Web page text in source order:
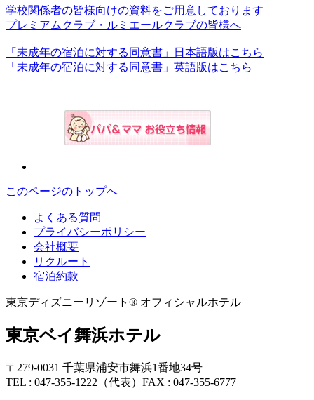
学校関係者の皆様向けの資料をご用意しております
プレミアムクラブ・ルミエールクラブの皆様へ
「未成年の宿泊に対する同意書」日本語版はこちら
「未成年の宿泊に対する同意書」英語版はこちら
このページのトップへ
よくある質問
プライバシーポリシー
会社概要
リクルート
宿泊約款
東京ディズニーリゾート® オフィシャルホテル
東京ベイ舞浜ホテル
〒279-0031 千葉県浦安市舞浜1番地34号
TEL : 047-355-1222（代表） FAX : 047-355-6777